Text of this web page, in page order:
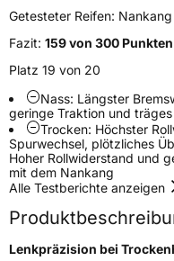
EU Label
EffizienzD
NasshaftungC
Rollgeräusch (dB)71
Getesteter Reifen:
Fazit: 159 von 300 Punkten
Platz 19 von 20
Nass: Längster
geringe Traktion und
Trocken: Höchster
Spurwechsel, plötzliches
Hoher Rollwiderstand und
mit dem Nankang
Alle Testberichte anzeigen
Lenkpräzision bei